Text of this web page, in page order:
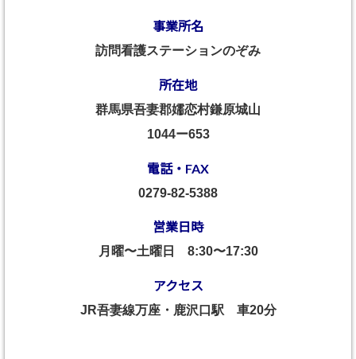
事業所名
訪問看護ステーションのぞみ
所在地
群馬県吾妻郡嬬恋村鎌原城山
1044ー653
電話・FAX
0279-82-5388
営業日時
月曜〜土曜日 8:30〜17:30
アクセス
JR吾妻線万座・鹿沢口駅 車20分